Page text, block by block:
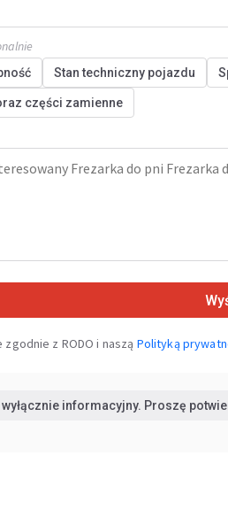
Stan techniczny pojazdu
części zamienne
z RODO i naszą Polityką
informacyjny. Proszę